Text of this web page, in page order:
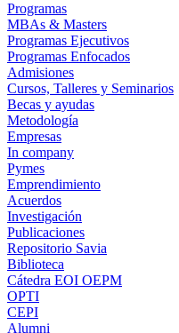
Programas
MBAs & Masters
Programas Ejecutivos
Programas Enfocados
Admisiones
Cursos, Talleres y Seminarios
Becas y ayudas
Metodología
Empresas
In company
Pymes
Emprendimiento
Acuerdos
Investigación
Publicaciones
Repositorio Savia
Biblioteca
Cátedra EOI OEPM
OPTI
CEPI
Alumni